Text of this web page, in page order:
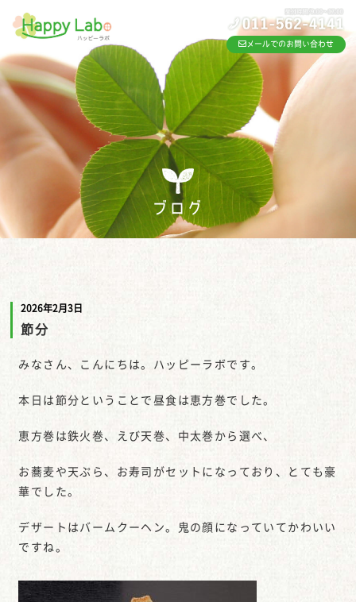
メールでのお問い合わせ
ブログ
2026年2月3日
節分
みなさん、こんにちは。ハッピーラボです。
本日は節分ということで昼食は恵方巻でした。
恵方巻は鉄火巻、えび天巻、中太巻から選べ、
お蕎麦や天ぷら、お寿司がセットになっており、とても豪
華でした。
デザートはバームクーヘン。鬼の顔になっていてかわいい
ですね。